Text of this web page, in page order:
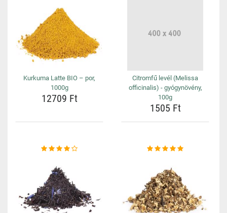
Kurkuma Latte BIO – por,
1000g
12709 Ft
Citromfű levél (Melissa
officinalis) - gyógynövény,
100g
1505 Ft